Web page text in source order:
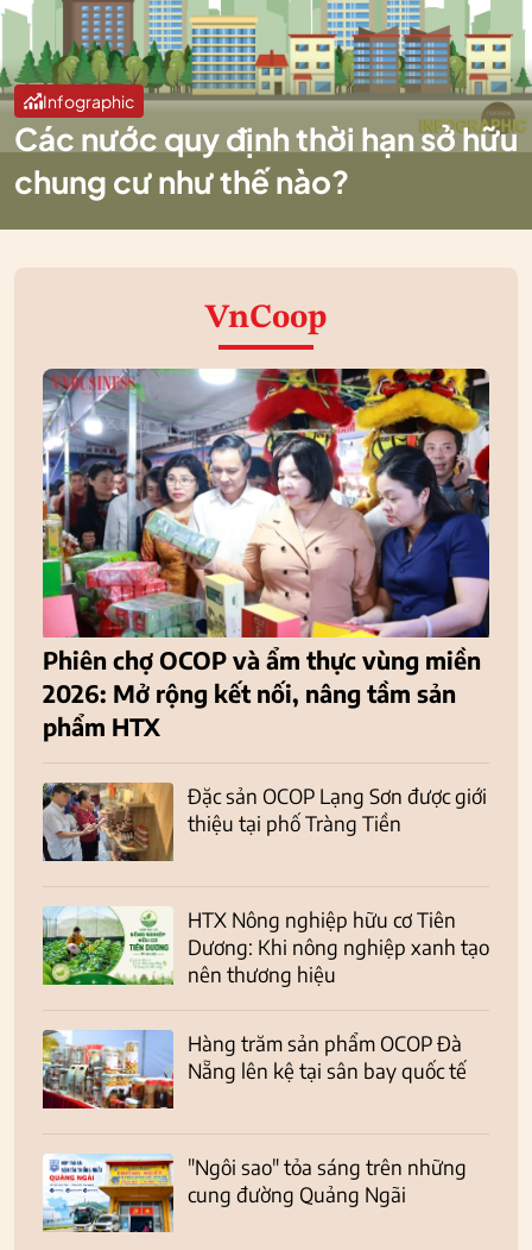
Infographic
Các nước quy định thời hạn sở hữu
chung cư như thế nào?
VnCoop
Phiên chợ OCOP và ẩm thực vùng miền
2026: Mở rộng kết nối, nâng tầm sản
phẩm HTX
Đặc sản OCOP Lạng Sơn được giới
thiệu tại phố Tràng Tiền
HTX Nông nghiệp hữu cơ Tiên
Dương: Khi nông nghiệp xanh tạo
nên thương hiệu
Hàng trăm sản phẩm OCOP Đà
Nẵng lên kệ tại sân bay quốc tế
"Ngôi sao" tỏa sáng trên những
cung đường Quảng Ngãi